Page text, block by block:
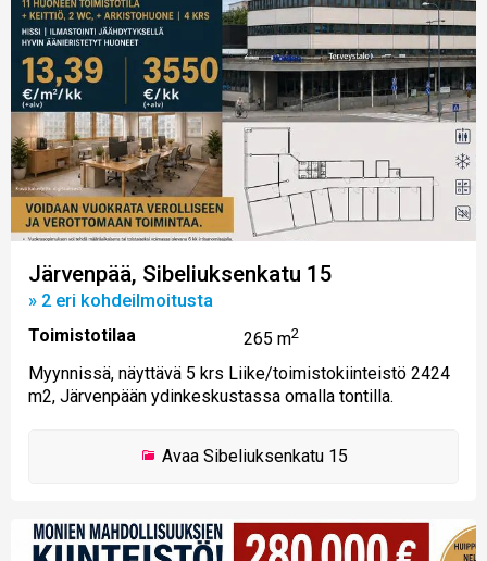
Järvenpää, Sibeliuksenkatu 15
» 2 eri kohdeilmoitusta
Toimistotilaa
265 m2
Myynnissä, näyttävä 5 krs Liike/toimistokiinteistö 2424
m2, Järvenpään ydinkeskustassa omalla tontilla.
AvaaSibeliuksenkatu 15